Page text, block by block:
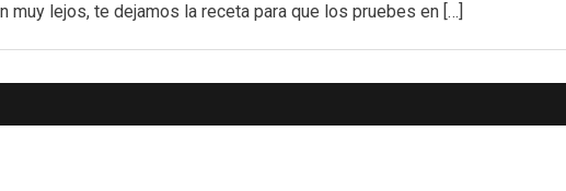
muy lejos, te dejamos la receta para que los pruebes en […]